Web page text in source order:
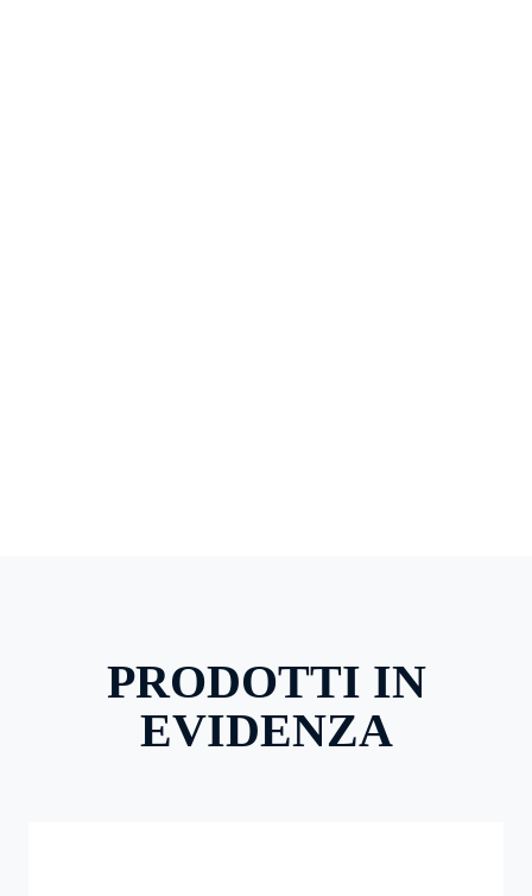
PRODOTTI IN
EVIDENZA